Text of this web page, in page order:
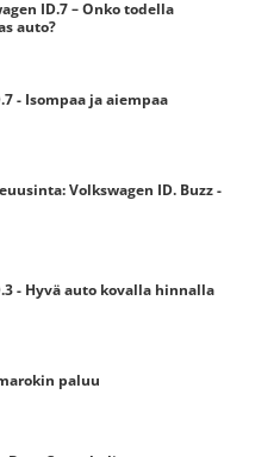
ID.7 – Onko todella
auto?
- Isompaa ja aiempaa
Volkswagen ID. Buzz -
- Hyvä auto kovalla hinnalla
paluu